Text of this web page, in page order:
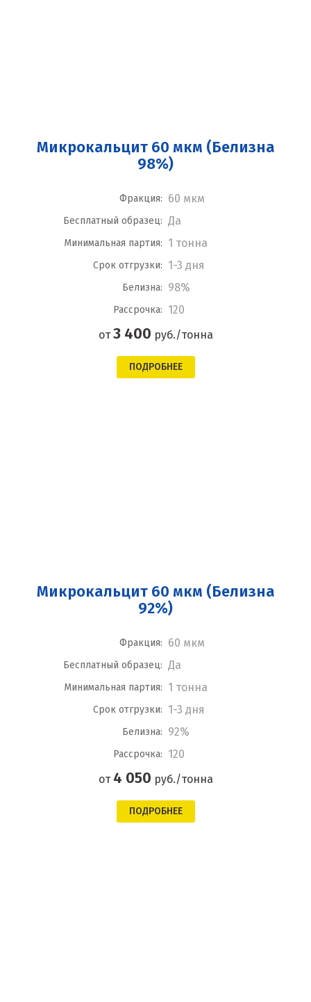
Микрокальцит 60 мкм (Белизна
98%)
Фракция: 60 мкм
Бесплатный образец: Да
Минимальная партия: 1 тонна
Срок отгрузки: 1-3 дня
Белизна: 98%
Рассрочка: 120
от3 400 руб./тонна
ПОДРОБНЕЕ
Микрокальцит 60 мкм (Белизна
92%)
Фракция: 60 мкм
Бесплатный образец: Да
Минимальная партия: 1 тонна
Срок отгрузки: 1-3 дня
Белизна: 92%
Рассрочка: 120
от 4 050 руб./тонна
ПОДРОБНЕЕ